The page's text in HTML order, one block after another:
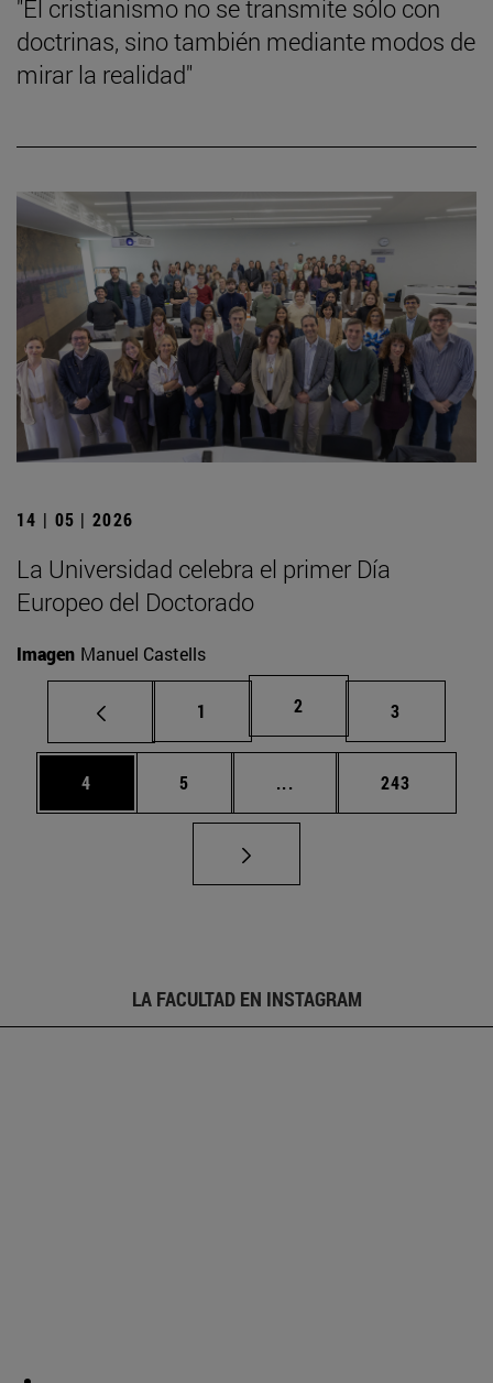
"El cristianismo no se transmite sólo con
doctrinas, sino también mediante modos de
mirar la realidad"
14 | 05 | 2026
La Universidad celebra el primer Día
Europeo del Doctorado
Imagen Manuel Castells
Página
1 Página
2 Página
3
Página
4 Página
5 ... Páginas intermedias
Página
243
LA FACULTAD EN INSTAGRAM